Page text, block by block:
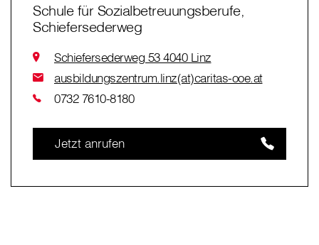
Schule für Sozialbetreuungsberufe,
Schiefersederweg
Schiefersederweg 53 4040 Linz
ausbildungszentrum.linz(at)caritas-ooe.at
0732 7610-8180
Jetzt anrufen